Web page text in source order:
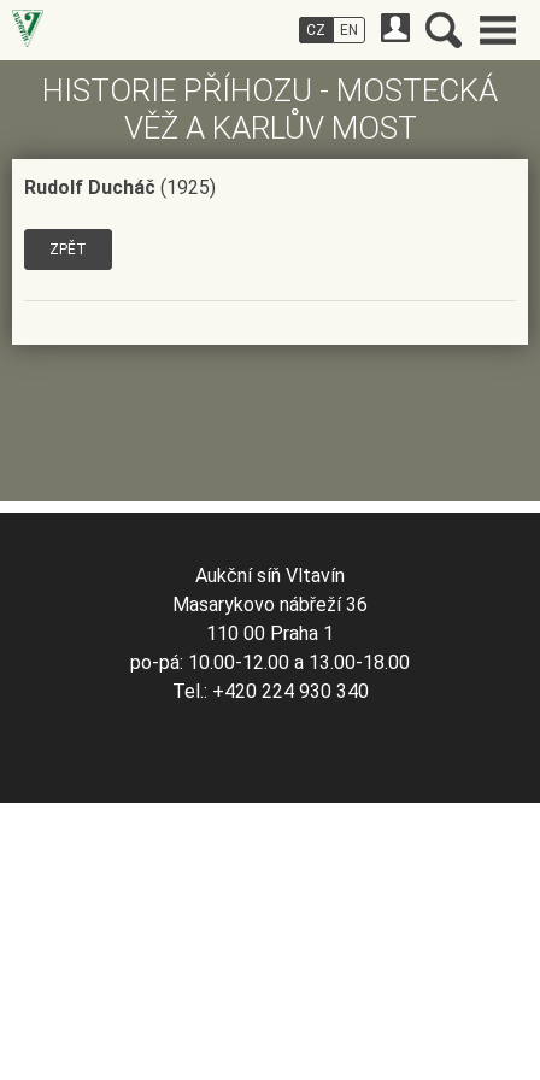
HISTORIE PŘÍHOZU - MOSTECKÁ
VĚŽ A KARLŮV MOST
Rudolf Ducháč (1925)
ZPĚT
CZ EN
Aukční síň Vltavín
Masarykovo nábřeží 36
110 00 Praha 1
po-pá: 10.00-12.00 a 13.00-18.00
Tel.: +420 224 930 340